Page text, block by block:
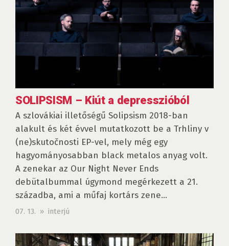
SOLIPSISM – Kiút a depresszióból
A szlovákiai illetőségű Solipsism 2018-ban
alakult és két évvel mutatkozott be a Trhliny v
(ne)skutočnosti EP-vel, mely még egy
hagyományosabban black metalos anyag volt.
A zenekar az Our Night Never Ends
debütalbummal úgymond megérkezett a 21.
századba, ami a műfaj kortárs zene...
07. 13. » interjú